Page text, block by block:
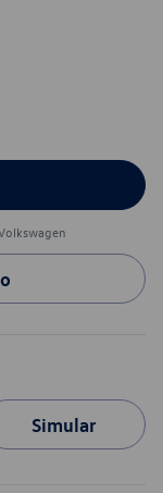
Simular